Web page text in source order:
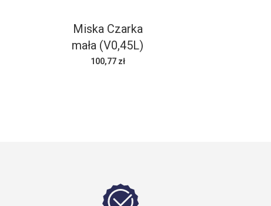
Miska Czarka
mała (V0,45L)
100,77 zł